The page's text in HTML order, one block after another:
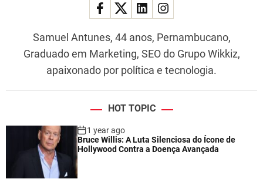
Samuel Antunes, 44 anos, Pernambucano,
Graduado em Marketing, SEO do Grupo Wikkiz,
apaixonado por política e tecnologia.
HOT TOPIC
1 year ago
Bruce Willis: A Luta Silenciosa do Ícone de
Hollywood Contra a Doença Avançada